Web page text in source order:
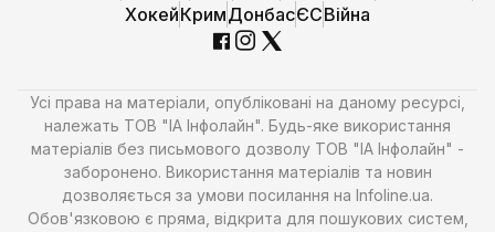
ХокейКримДонбасЄСВійна
Усі права на матеріали, опубліковані на даному ресурсі,
належать ТОВ "ІА Інфолайн". Будь-яке використання
матеріалів без письмового дозволу ТОВ "ІА Інфолайн" -
заборонено. Використання матеріалів та новин
дозволяється за умови посилання на Infoline.ua.
Обов'язковою є пряма, відкрита для пошукових систем,